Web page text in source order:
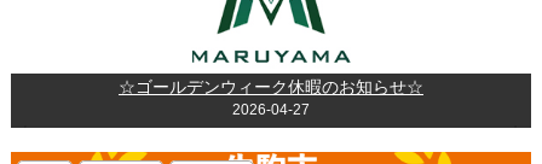
☆ゴールデンウィーク休暇のお知らせ☆
2026-04-27